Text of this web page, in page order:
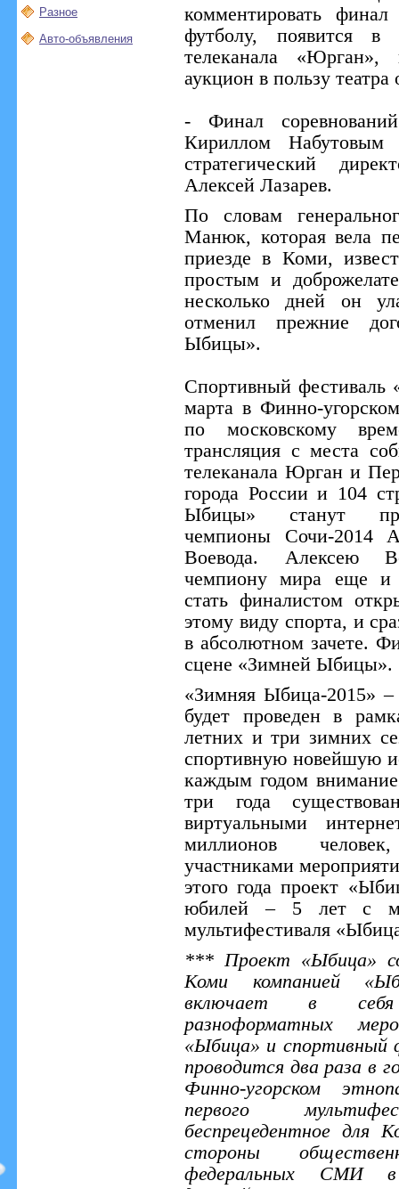
Разное
Авто-объявления
комментировать
футболу, появится в
телеканала «Юрган»,
аукцион в пользу
- Финал
Кириллом
стратегический
Алексей Лазарев.
По словам
Манюк, которая вела
приезде в Коми,
простым и
несколько дней он
отменил прежние
Ыбицы».
Спортивный фестиваль
марта в Финно-
по московскому
трансляция с места
телеканала Юрган и
города России и 104
Ыбицы» станут
чемпионы Сочи-2014
Воевода. Алексею
чемпиону мира еще и
стать финалистом
этому виду спорта, и
в абсолютном зачете.
сцене «Зимней Ыбицы».
«Зимняя Ыбица-2015» –
будет проведен в
летних и три зимних
спортивную новейшую
каждым годом
три года
виртуальными
миллионов
участниками
этого года проект
юбилей – 5 лет с
мультифестиваля
*** Проект «Ыбица»
Коми компанией
включает в себя
разноформатных
«Ыбица» и спортивный
проводится два раза в
Финно-угорском
первого
беспрецедентное для
стороны
федеральных СМИ в